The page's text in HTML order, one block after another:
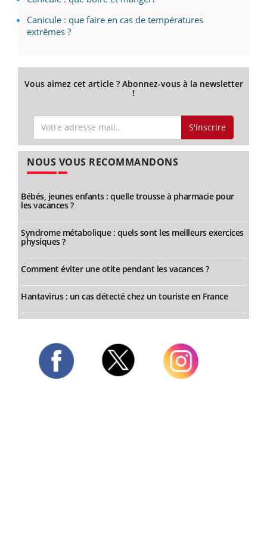
Canicule : que faire en cas de températures
extrêmes ?
Vous aimez cet article ? Abonnez-vous à la newsletter
!
S'inscrire
NOUS VOUS RECOMMANDONS
Bébés, jeunes enfants : quelle trousse à pharmacie pour
les vacances ?
Syndrome métabolique : quels sont les meilleurs exercices
physiques ?
Comment éviter une otite pendant les vacances ?
Hantavirus : un cas détecté chez un touriste en France